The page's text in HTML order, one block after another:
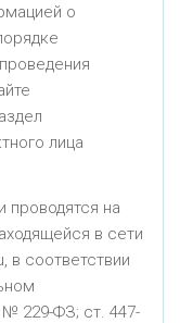
о
лица
проводятся на
в сети
в соответствии
№ 229-ФЗ; ст. 447-